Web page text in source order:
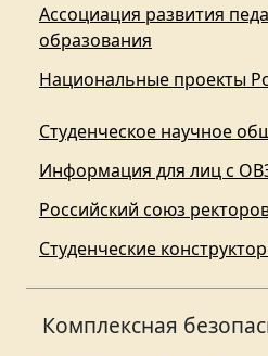
Ассоциация развития
образования
Национальные проекты
Студенческое научное
Информация для лиц с
Российский союз
Студенческие
Комплексная